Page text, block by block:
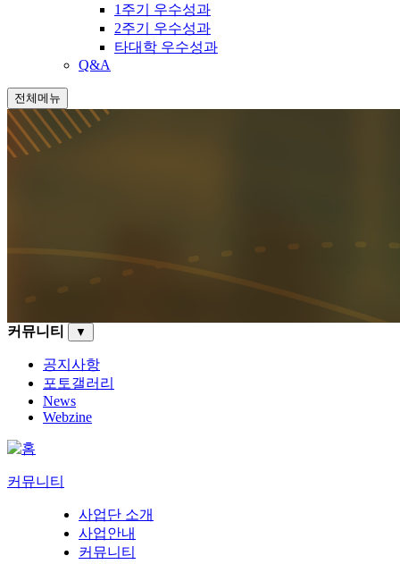
1주기 우수성과
2주기 우수성과
타대학 우수성과
Q&A
전체메뉴
커뮤니티 ▼
공지사항
포토갤러리
News
Webzine
커뮤니티
사업단 소개
사업안내
커뮤니티